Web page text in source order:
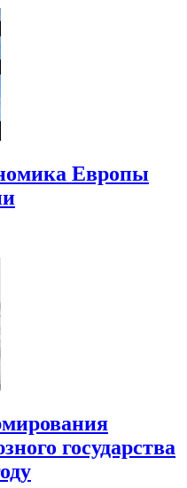
Европы
государства